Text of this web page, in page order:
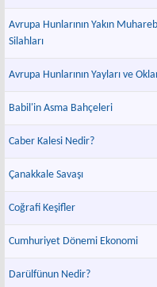
Avrupa Hunlarının Yakın
Silahları
Avrupa Hunlarının Yayları ve
Babil'in Asma Bahçeleri
Caber Kalesi Nedir?
Çanakkale Savaşı
Coğrafi Keşifler
Cumhuriyet Dönemi Ekonomi
Darülfünun Nedir?